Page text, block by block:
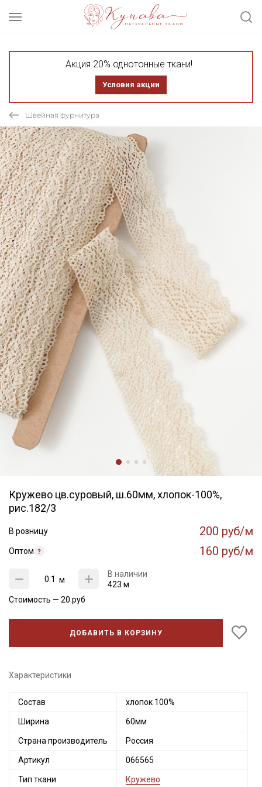
Акция 20% однотонные ткани!
Условия акции
Швейная фурнитура
Кружево цв.суровый, ш.60мм, хлопок-100%,
рис.182/3
В розницу 200 руб/м
Оптом 160 руб/м
м
В наличии
423 м
Стоимость — 20 руб
ДОБАВИТЬ В КОРЗИНУ
Характеристики
Состав хлопок 100%
Ширина 60мм
Страна производитель Россия
Артикул 066565
Тип ткани Кружево